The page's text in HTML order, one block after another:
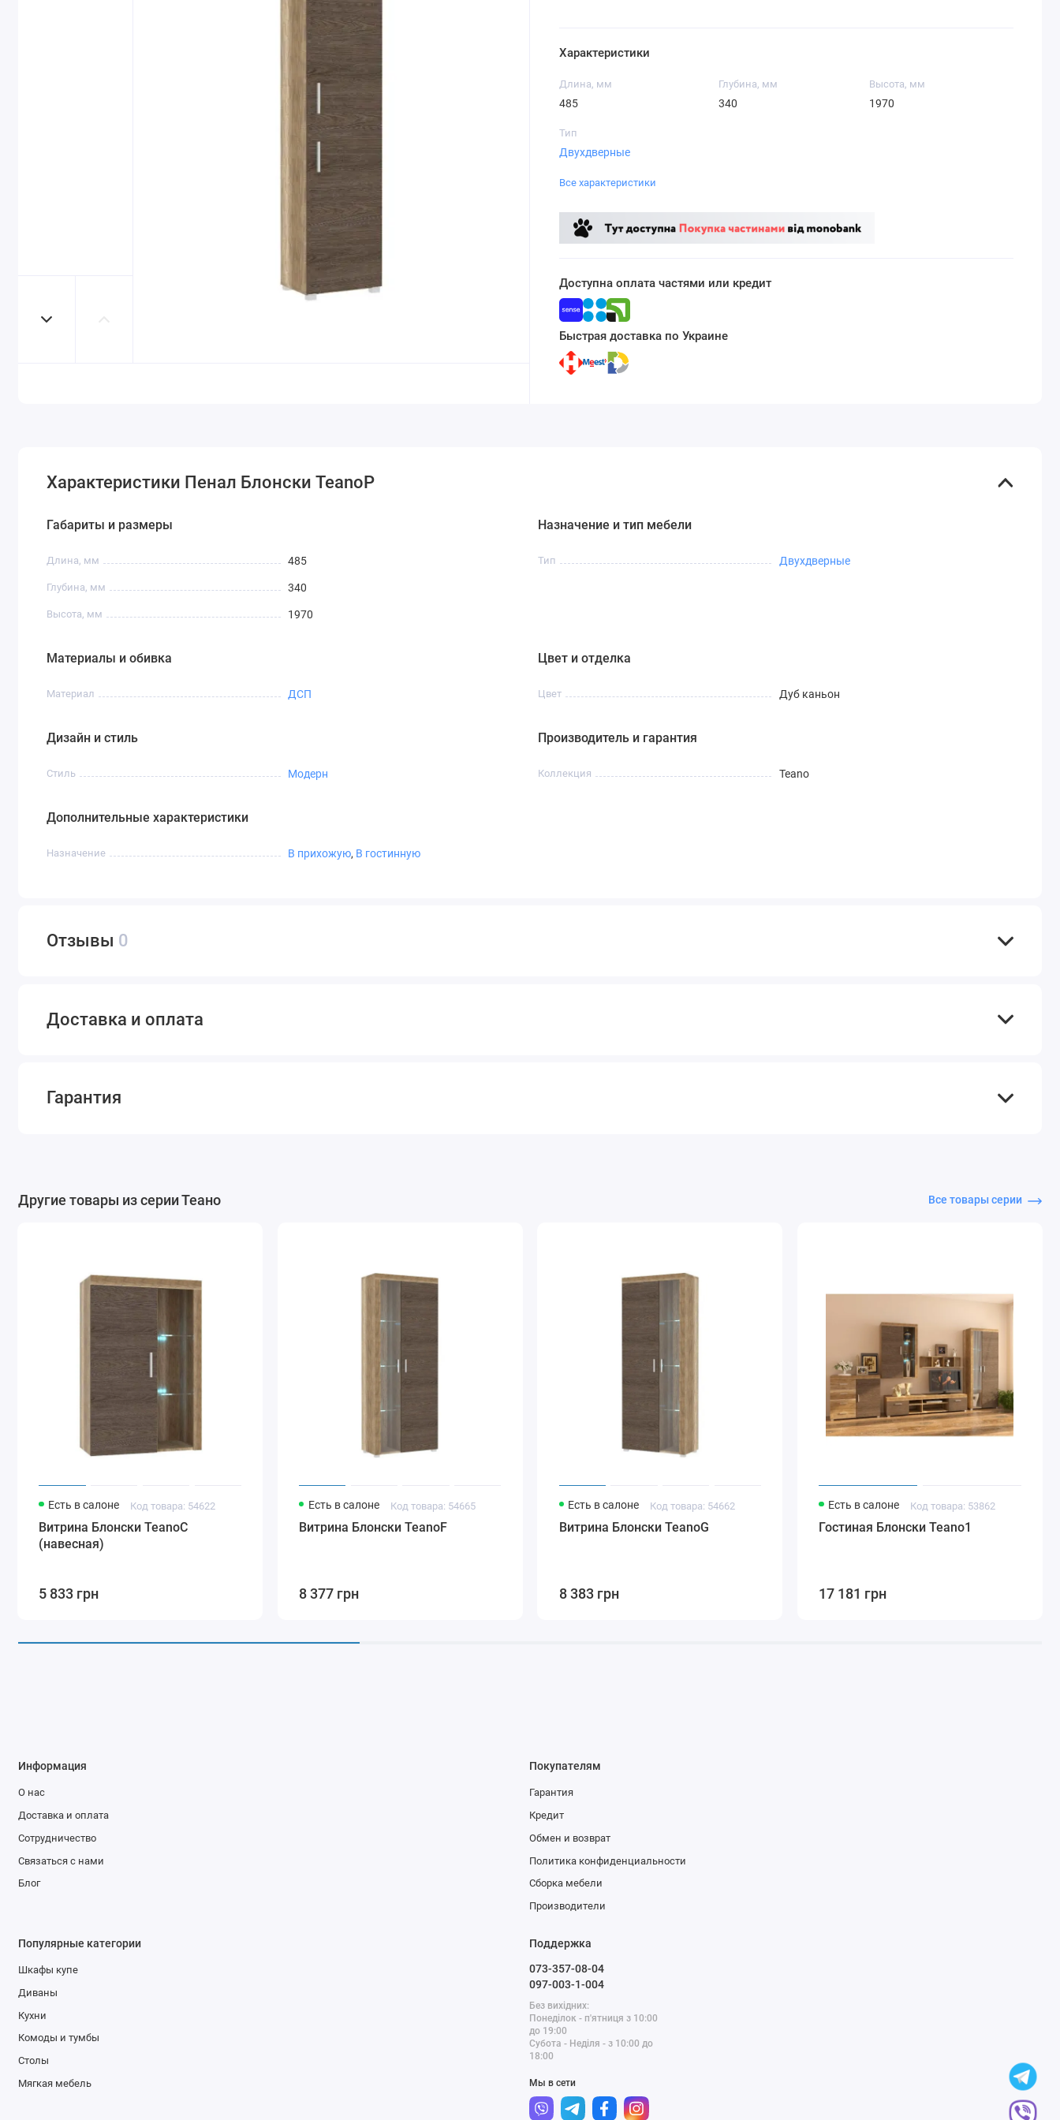
Характеристики
Длина, мм
485
Глубина, мм
340
Высота, мм
1970
Тип
Двухдверные
Все характеристики
Доступна оплата частями или кредит
Быстрая доставка по Украине
Характеристики Пенал Блонски TeanoP
Габариты и размеры
Длина, мм 485
Глубина, мм 340
Высота, мм 1970
Назначение и тип мебели
Тип Двухдверные
Материалы и обивка
Материал ДСП
Цвет и отделка
Цвет Дуб каньон
Дизайн и стиль
Стиль Модерн
Производитель и гарантия
Коллекция Teano
Дополнительные характеристики
Назначение В прихожую, В гостинную
Отзывы 0
Доставка и оплата
Гарантия
Другие товары из серии Теано Все товары серии
Есть в салоне Код товара: 54622
Витрина Блонски TeanoC
(навесная)
5 833 грн
Есть в салоне Код товара: 54665
Витрина Блонски TeanoF
8 377 грн
Есть в салоне Код товара: 54662
Витрина Блонски TeanoG
8 383 грн
Есть в салоне Код товара: 53862
Гостиная Блонски Teano1
17 181 грн
Информация
О нас
Доставка и оплата
Сотрудничество
Связаться с нами
Блог
Покупателям
Гарантия
Кредит
Обмен и возврат
Политика конфиденциальности
Сборка мебели
Производители
Популярные категории
Шкафы купе
Диваны
Кухни
Комоды и тумбы
Столы
Мягкая мебель
Поддержка
073-357-08-04
097-003-1-004
Без вихідних:
Понеділок - п'ятниця з 10:00
до 19:00
Субота - Неділя - з 10:00 до
18:00
Мы в сети